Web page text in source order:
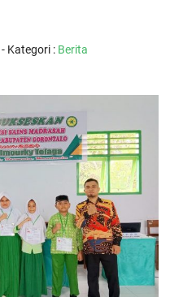
- Kategori : Berita